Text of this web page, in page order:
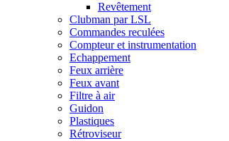
Revêtement
Clubman par LSL
Commandes reculées
Compteur et instrumentation
Echappement
Feux arrière
Feux avant
Filtre à air
Guidon
Plastiques
Rétroviseur